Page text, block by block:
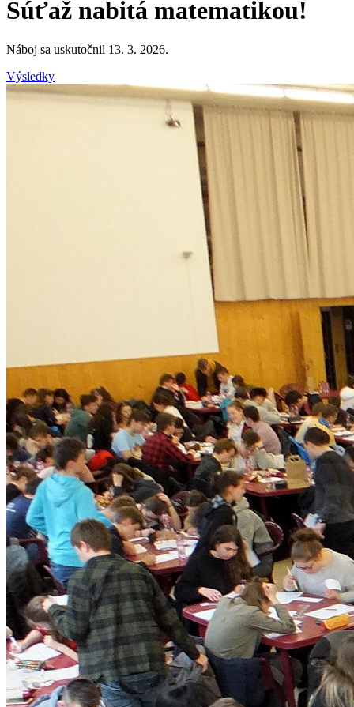
Súťaž nabitá matematikou!
Náboj sa uskutočnil 13. 3. 2026.
Výsledky